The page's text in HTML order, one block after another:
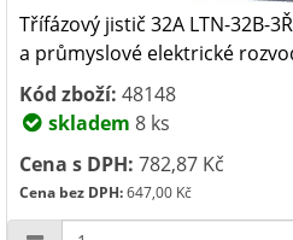
Třífázový jistič 32A LTN-32B-
a průmyslové elektrické
Kód zboží: 48148
skladem 8 ks
Cena s DPH: 782,87 Kč
Cena bez DPH:647,00 Kč